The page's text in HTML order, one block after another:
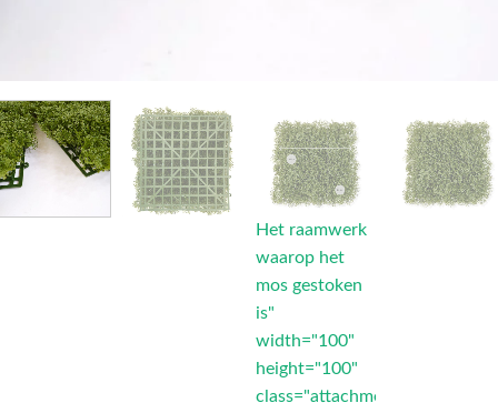
Het raamwerk
waarop het
mos gestoken
is"
width="100"
height="100"
class="attachment-